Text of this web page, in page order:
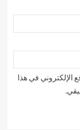
الإلكتروني في هذا